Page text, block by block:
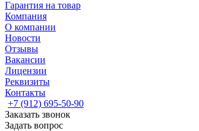
Гарантия на товар
Компания
О компании
Новости
Отзывы
Вакансии
Лицензии
Реквизиты
Контакты
+7 (912) 695-50-90
Заказать звонок
Задать вопрос